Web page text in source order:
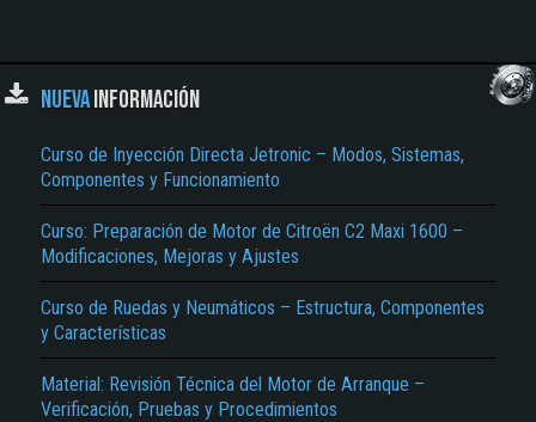
NUEVAINFORMACIÓN
Curso de Inyección Directa Jetronic – Modos, Sistemas,
Componentes y Funcionamiento
Curso: Preparación de Motor de Citroën C2 Maxi 1600 –
Modificaciones, Mejoras y Ajustes
Curso de Ruedas y Neumáticos – Estructura, Componentes
y Características
Material: Revisión Técnica del Motor de Arranque –
Verificación, Pruebas y Procedimientos